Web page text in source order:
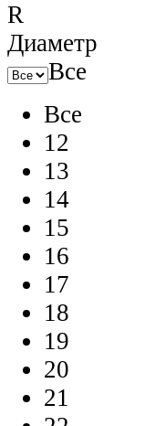
R
Диаметр
Все
Все
12
13
14
15
16
17
18
19
20
21